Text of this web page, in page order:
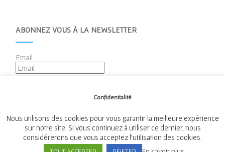
ABONNEZ VOUS À LA NEWSLETTER
Email
Mairie de Tréméven
Confidentialité
Nous utilisons des cookies pour vous garantir la meilleure expérience
sur notre site. Si vous continuez à utiliser ce dernier, nous
considérerons que vous acceptez l'utilisation des cookies.